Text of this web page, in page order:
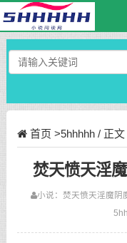
首页 >5hhhhh/ 正文
焚天愤天淫
小说： 焚天愤天淫魔阴